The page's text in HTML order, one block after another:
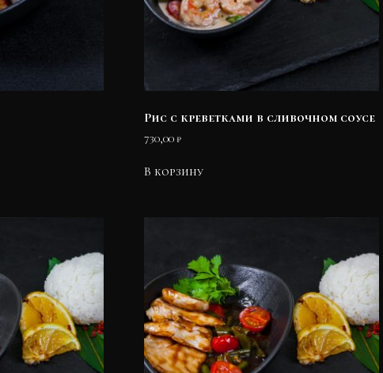
Рис с креветками в сливочном соусе
730,00 ₽
В корзину